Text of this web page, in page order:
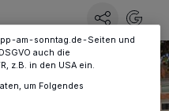
am-sonntag.de-Seiten und
auch die
z.B. in den USA ein.
um Folgendes